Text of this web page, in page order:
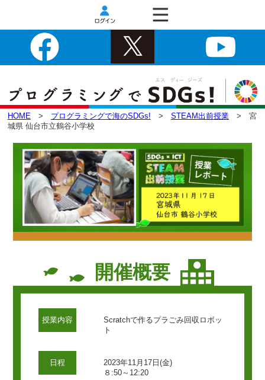
HOME > プログラミングで海のSDGs! > STEAM出前授業> 宮
城県 仙台市立鶴谷小学校
開催概要
授業内容
Scratchで作るプラごみ回収ロボッ
ト
日程
2023年11月17日(金)
８:50～12:20